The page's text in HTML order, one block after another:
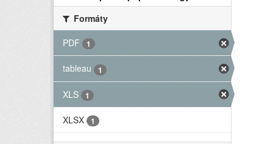
Formáty
PDF
1
tableau 1
XLS 1
XLSX 1